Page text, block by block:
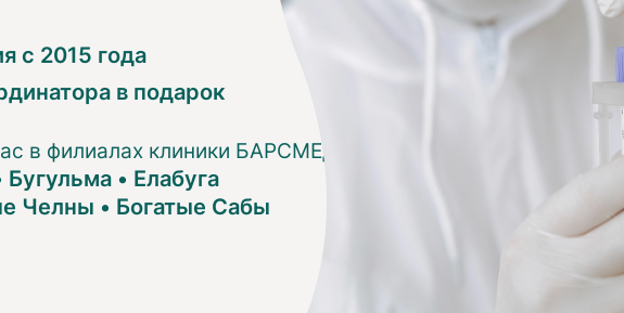
с 2015 года
в подарок
в филиалах клиники БАРСМЕД:
Бугульма• Елабуга
Челны • Богатые Сабы